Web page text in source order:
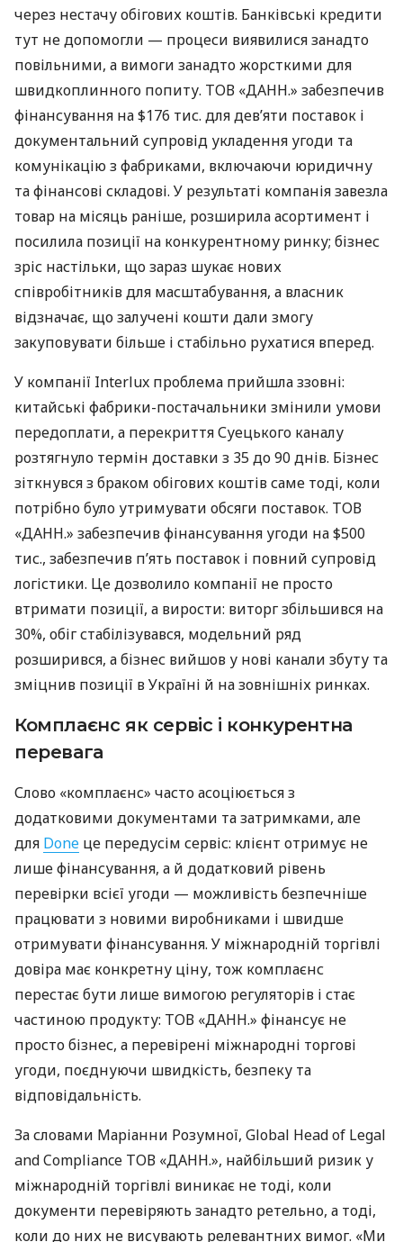
через нестачу обігових коштів. Банківські кредити
тут не допомогли — процеси виявилися занадто
повільними, а вимоги занадто жорсткими для
швидкоплинного попиту. ТОВ «ДАНН.» забезпечив
фінансування на $176 тис. для дев’яти поставок і
документальний супровід укладення угоди та
комунікацію з фабриками, включаючи юридичну
та фінансові складові. У результаті компанія завезла
товар на місяць раніше, розширила асортимент і
посилила позиції на конкурентному ринку; бізнес
зріс настільки, що зараз шукає нових
співробітників для масштабування, а власник
відзначає, що залучені кошти дали змогу
закуповувати більше і стабільно рухатися вперед.
У компанії Interlux проблема прийшла ззовні:
китайські фабрики-постачальники змінили умови
передоплати, а перекриття Суецького каналу
розтягнуло термін доставки з 35 до 90 днів. Бізнес
зіткнувся з браком обігових коштів саме тоді, коли
потрібно було утримувати обсяги поставок. ТОВ
«ДАНН.» забезпечив фінансування угоди на $500
тис., забезпечив п’ять поставок і повний супровід
логістики. Це дозволило компанії не просто
втримати позиції, а вирости: виторг збільшився на
30%, обіг стабілізувався, модельний ряд
розширився, а бізнес вийшов у нові канали збуту та
зміцнив позиції в Україні й на зовнішніх ринках.
Комплаєнс як сервіс і конкурентна
перевага
Слово «комплаєнс» часто асоціюється з
додатковими документами та затримками, але
для Done це передусім сервіс: клієнт отримує не
лише фінансування, а й додатковий рівень
перевірки всієї угоди — можливість безпечніше
працювати з новими виробниками і швидше
отримувати фінансування. У міжнародній торгівлі
довіра має конкретну ціну, тож комплаєнс
перестає бути лише вимогою регуляторів і стає
частиною продукту: ТОВ «ДАНН.» фінансує не
просто бізнес, а перевірені міжнародні торгові
угоди, поєднуючи швидкість, безпеку та
відповідальність.
За словами Маріанни Розумної, Global Head of Legal
and Compliance ТОВ «ДАНН.», найбільший ризик у
міжнародній торгівлі виникає не тоді, коли
документи перевіряють занадто ретельно, а тоді,
коли до них не висувають релевантних вимог. «Ми